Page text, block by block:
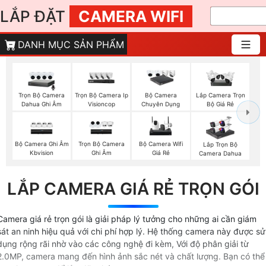
LẮP ĐẶT CAMERA WIFI
DANH MỤC SẢN PHẨM
Trọn Bộ Camera
Dahua Ghi Âm
Trọn Bộ Camera Ip
Visioncop
Bộ Camera
Chuyên Dụng
Lắp Camera Trọn
Bộ Giá Rẻ
Bộ Camera Ghi Âm
Kbvision
Trọn Bộ Camera
Ghi Âm
Bộ Camera Wifi
Giá Rẻ
Lắp Trọn Bộ
Camera Dahua
LẮP CAMERA GIÁ RẺ TRỌN GÓI
giá rẻ trọn gói là giải pháp lý tưởng cho những ai cần giám
an ninh hiệu quả với chi phí hợp lý. Hệ thống camera này được sử
rộng rãi nhờ vào các công nghệ đi kèm, Với độ phân giải từ
camera mang đến hình ảnh sắc nét và chất lượng. Bạn có thể